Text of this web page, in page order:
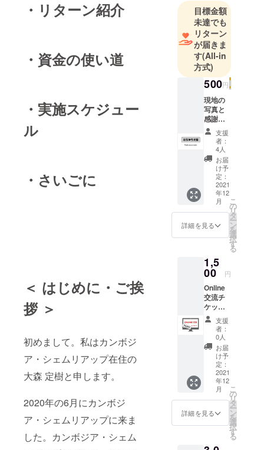
・リターン紹介
・資金の使い道
・実施スケジュー
ル
・さいごに
＜ はじめに・ご挨
拶 ＞
初めまして。私はカンボジ
ア・シェムリアップ在住の
大森 定樹と申します。
2020年の6月にカンボジ
ア・シェムリアップに来ま
した。カンボジア・シェム
目標金額
未達でも
リターン
が届きま
す(All-in
方式)
500円
現地の
写真と
感謝の
メッ
セージ
を贈ら
せてい
ただき
す！！
支援
者：
4人
お届
け予
定：
2021
年12
月
詳細を見る
こ
の
リ
タ
ー
ン
を
選
択
す
る
1,5
00 円
Online
交流チ
ケット
現地の
日本語
ガイド
の方と
Online
Zoom)
で交流
して頂
きま
す。 [内
容] 世界
支援
者：
0人
お届
け予
定：
2021
年12
月
詳細を見る
こ
の
リ
タ
ー
ン
を
選
択
す
る